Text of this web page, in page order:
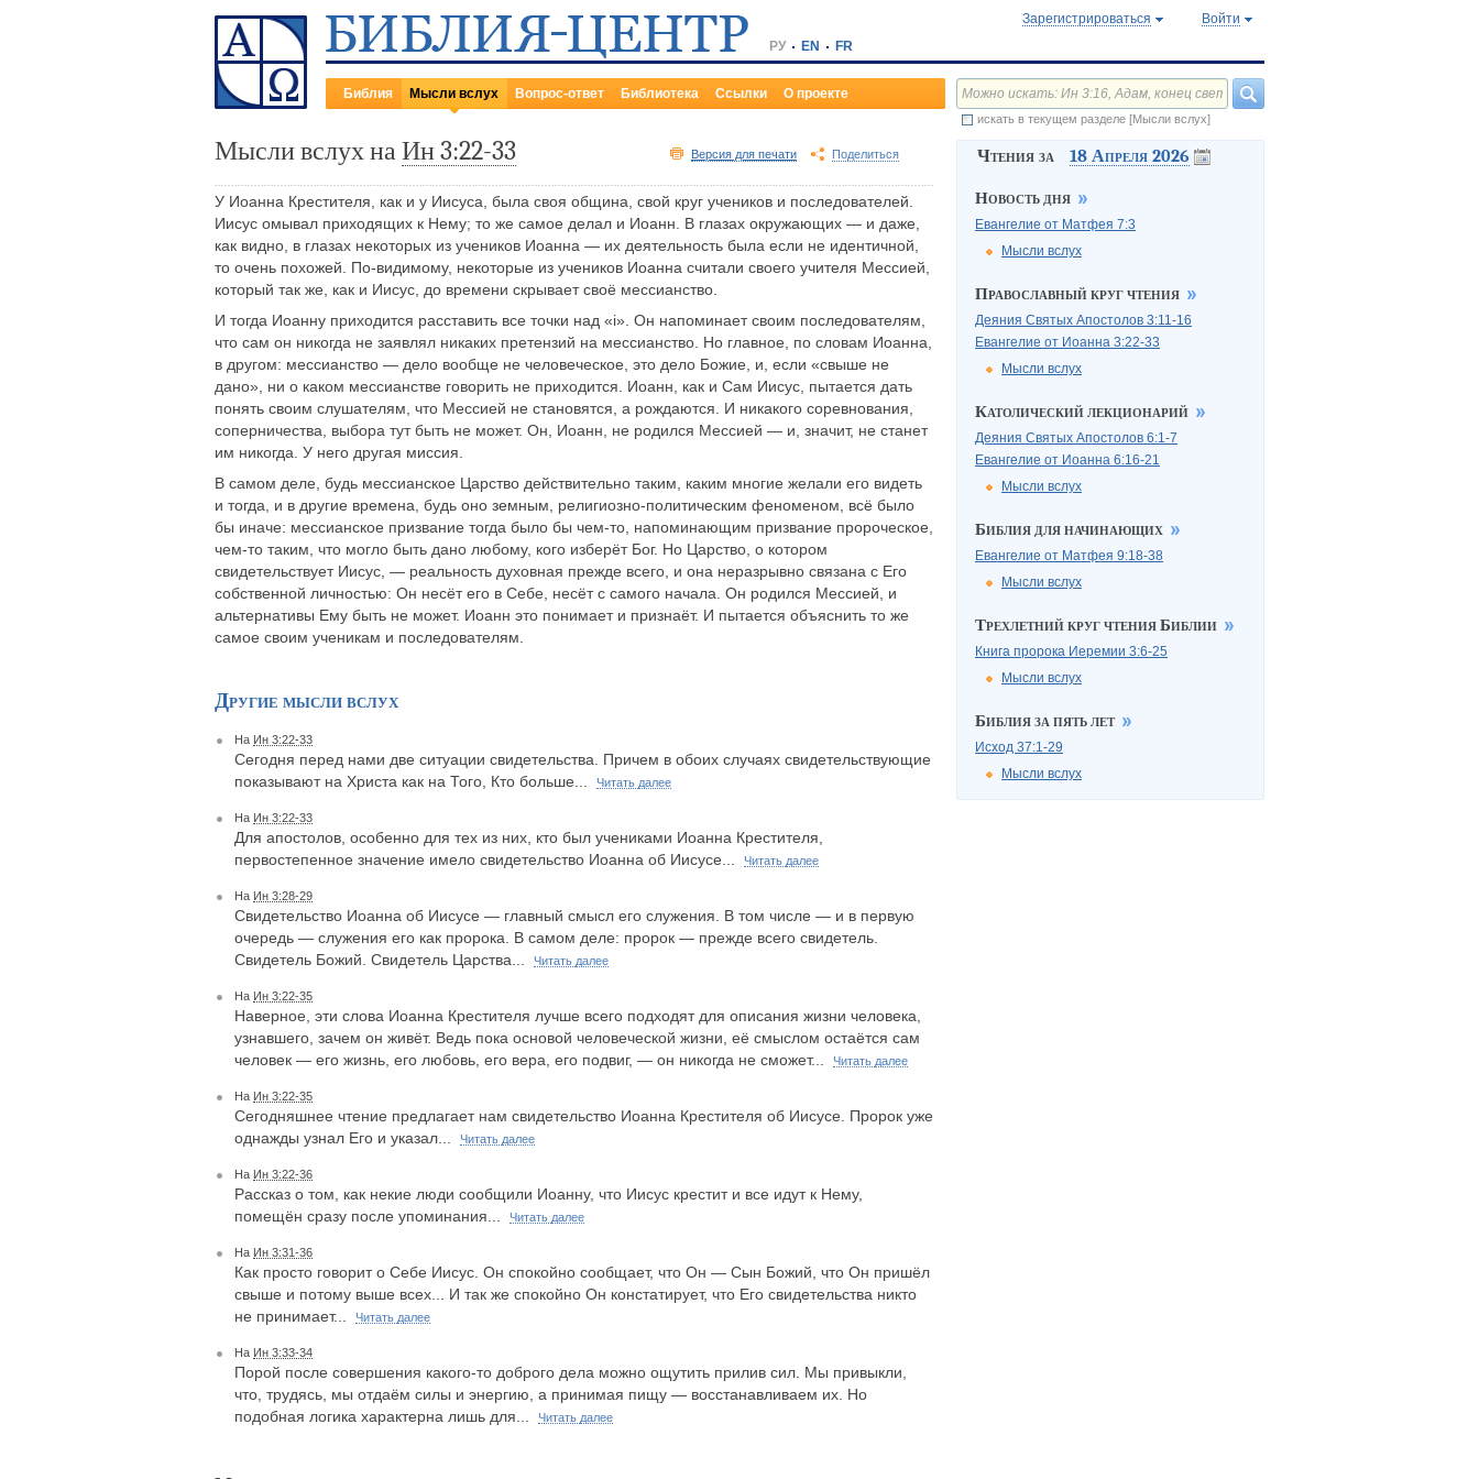
РУ EN FR
Зарегистрироваться Войти
Библия Мысли вслух Вопрос-ответ Библиотека Ссылки О проекте
искать в текущем разделе [Мысли вслух]
Мысли вслух наИн 3:22-33 Версия для печати Поделиться
У Иоанна Крестителя, как и у Иисуса, была своя община, свой круг учеников и последователей.
Иисус омывал приходящих к Нему; то же самое делал и Иоанн. В глазах окружающих — и даже,
как видно, в глазах некоторых из учеников Иоанна — их деятельность была если не идентичной,
то очень похожей. По-видимому, некоторые из учеников Иоанна считали своего учителя Мессией,
который так же, как и Иисус, до времени скрывает своё мессианство.
И тогда Иоанну приходится расставить все точки над «i». Он напоминает своим последователям,
что сам он никогда не заявлял никаких претензий на мессианство. Но главное, по словам Иоанна,
в другом: мессианство — дело вообще не человеческое, это дело Божие, и, если «свыше не
дано», ни о каком мессианстве говорить не приходится. Иоанн, как и Сам Иисус, пытается дать
понять своим слушателям, что Мессией не становятся, а рождаются. И никакого соревнования,
соперничества, выбора тут быть не может. Он, Иоанн, не родился Мессией — и, значит, не станет
им никогда. У него другая миссия.
В самом деле, будь мессианское Царство действительно таким, каким многие желали его видеть
и тогда, и в другие времена, будь оно земным, религиозно-политическим феноменом, всё было
бы иначе: мессианское призвание тогда было бы чем-то, напоминающим призвание пророческое,
чем-то таким, что могло быть дано любому, кого изберёт Бог. Но Царство, о котором
свидетельствует Иисус, — реальность духовная прежде всего, и она неразрывно связана с Его
собственной личностью: Он несёт его в Себе, несёт с самого начала. Он родился Мессией, и
альтернативы Ему быть не может. Иоанн это понимает и признаёт. И пытается объяснить то же
самое своим ученикам и последователям.
Другие мысли вслух
На Ин 3:22-33
Сегодня перед нами две ситуации свидетельства. Причем в обоих случаях свидетельствующие
показывают на Христа как на Того, Кто больше...
Читать далее
На Ин 3:22-33
Для апостолов, особенно для тех из них, кто был учениками Иоанна Крестителя,
первостепенное значение имело свидетельство Иоанна об Иисусе...
Читать далее
На Ин 3:28-29
Свидетельство Иоанна об Иисусе — главный смысл его служения. В том числе — и в первую
очередь — служения его как пророка. В самом деле: пророк — прежде всего свидетель.
Свидетель Божий. Свидетель Царства...
Читать далее
На Ин 3:22-35
Наверное, эти слова Иоанна Крестителя лучше всего подходят для описания жизни человека,
узнавшего, зачем он живёт. Ведь пока основой человеческой жизни, её смыслом остаётся сам
человек — его жизнь, его любовь, его вера, его подвиг, — он никогда не сможет...
Читать далее
На Ин 3:22-35
Сегодняшнее чтение предлагает нам свидетельство Иоанна Крестителя об Иисусе. Пророк уже
однажды узнал Его и указал...
Читать далее
На Ин 3:22-36
Рассказ о том, как некие люди сообщили Иоанну, что Иисус крестит и все идут к Нему,
помещён сразу после упоминания...
Читать далее
На Ин 3:31-36
Как просто говорит о Себе Иисус. Он спокойно сообщает, что Он — Сын Божий, что Он пришёл
свыше и потому выше всех... И так же спокойно Он констатирует, что Его свидетельства никто
не принимает...
Читать далее
На Ин 3:33-34
Порой после совершения какого-то доброго дела можно ощутить прилив сил. Мы привыкли,
что, трудясь, мы отдаём силы и энергию, а принимая пищу — восстанавливаем их. Но
подобная логика характерна лишь для...
Читать далее
Чтения за 18 Апреля 2026
Новость дня
Евангелие от Матфея 7:3
Мысли вслух
Православный круг чтения
Деяния Святых Апостолов 3:11-16
Евангелие от Иоанна 3:22-33
Мысли вслух
Католический лекционарий
Деяния Святых Апостолов 6:1-7
Евангелие от Иоанна 6:16-21
Мысли вслух
Библия для начинающих
Евангелие от Матфея 9:18-38
Мысли вслух
Трехлетний круг чтения Библии
Книга пророка Иеремии 3:6-25
Мысли вслух
Библия за пять лет
Исход 37:1-29
Мысли вслух